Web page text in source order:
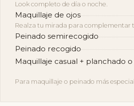
Look completo de día o noche.
Maquillaje de ojos
Realza tu mirada para complementar
Peinado semirecogido
Peinado recogido
Maquillaje casual + planchado
Para maquillaje o peinado más